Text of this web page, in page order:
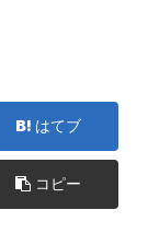
はてブ
コピー